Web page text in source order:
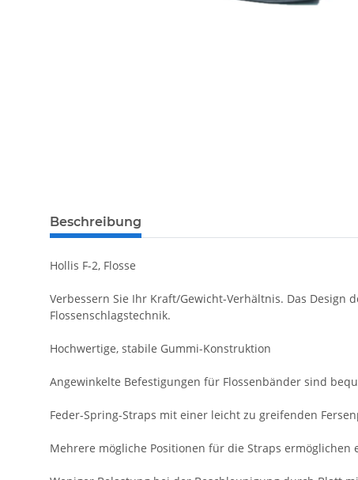
Beschreibung
Hollis F-2, Flosse
Verbessern Sie Ihr Kraft/Gewicht-Verhältnis. Das
Flossenschlagstechnik.
Hochwertige, stabile Gummi-Konstruktion
Angewinkelte Befestigungen für Flossenbänder sind
Feder-Spring-Straps mit einer leicht zu greifenden
Mehrere mögliche Positionen für die Straps ermöglichen